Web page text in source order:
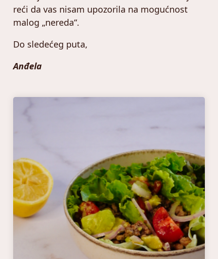
reći da vas nisam upozorila na mogućnost
malog „nereda“.
Do sledećeg puta,
Anđela